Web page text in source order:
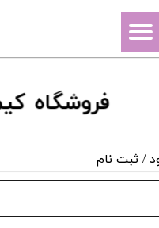
فروشگاه ک
/ ثبت نام
حساب کاربری من
سفارشات